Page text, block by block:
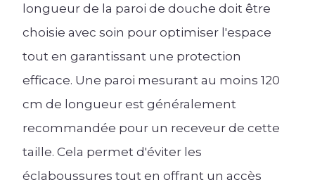
longueur de la paroi de douche doit être
choisie avec soin pour optimiser l'espace
tout en garantissant une protection
efficace. Une paroi mesurant au moins 120
cm de longueur est généralement
recommandée pour un receveur de cette
taille. Cela permet d'éviter les
éclaboussures tout en offrant un accès